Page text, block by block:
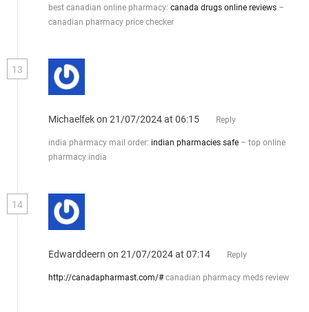
best canadian online pharmacy: canada drugs online reviews –
canadian pharmacy price checker
13
Michaelfekon 21/07/2024 at 06:15 Reply
india pharmacy mail order: indian pharmacies safe – top online
pharmacy india
14
Edwarddeern on 21/07/2024 at 07:14 Reply
http://canadapharmast.com/#canadian pharmacy meds review